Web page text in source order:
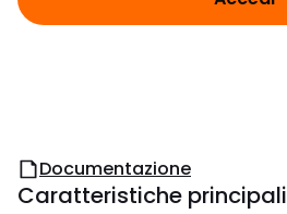
Documentazione
Caratteristiche principali